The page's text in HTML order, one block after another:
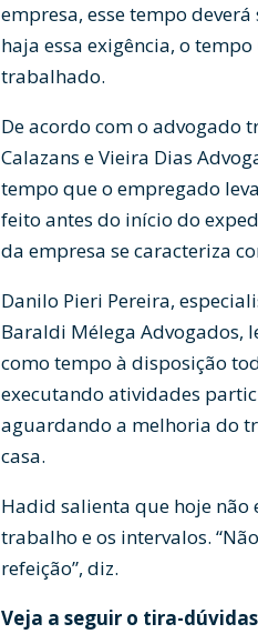
empresa, esse tempo
haja essa exigência, o
trabalhado.
De acordo com o advogado
Calazans e Vieira Dias
tempo que o empregado
feito antes do início do
da empresa se caracteriza
Danilo Pieri Pereira,
Baraldi Mélega Advogados,
como tempo à disposição
executando atividades
aguardando a melhoria do
casa.
Hadid salienta que hoje
trabalho e os intervalos.
refeição”, diz.
Veja a seguir o tira-